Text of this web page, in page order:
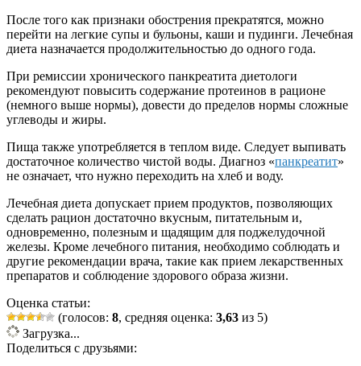
После того как признаки обострения прекратятся, можно
перейти на легкие супы и бульоны, каши и пудинги. Лечебная
диета назначается продолжительностью до одного года.
При ремиссии хронического панкреатита диетологи
рекомендуют повысить содержание протеинов в рационе
(немного выше нормы), довести до пределов нормы сложные
углеводы и жиры.
Пища также употребляется в теплом виде. Следует выпивать
достаточное количество чистой воды. Диагноз «панкреатит»
не означает, что нужно переходить на хлеб и воду.
Лечебная диета допускает прием продуктов, позволяющих
сделать рацион достаточно вкусным, питательным и,
одновременно, полезным и щадящим для поджелудочной
железы. Кроме лечебного питания, необходимо соблюдать и
другие рекомендации врача, такие как прием лекарственных
препаратов и соблюдение здорового образа жизни.
Оценка статьи:
(голосов: 8, средняя оценка: 3,63 из 5)
Загрузка...
Поделиться с друзьями: